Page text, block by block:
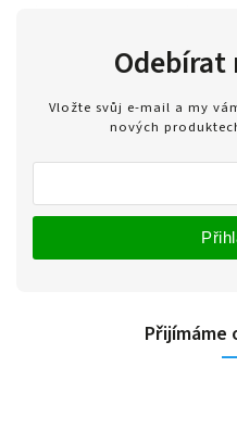
Vložte svůj e-mail a my
nových